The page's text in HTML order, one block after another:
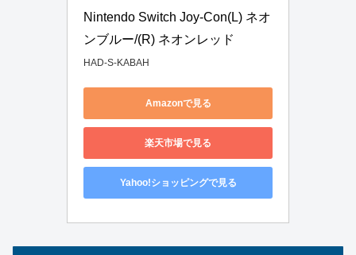
Nintendo Switch Joy-Con(L) ネオ
ンブルー/(R) ネオンレッド
HAD-S-KABAH
Amazonで見る
楽天市場で見る
Yahoo!ショッピングで見る